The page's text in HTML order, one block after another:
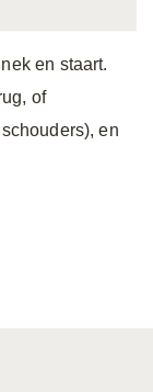
en staart.
of
en